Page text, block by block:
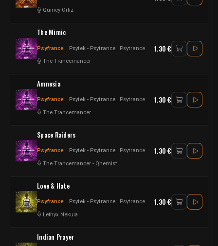
Quincy Ortiz
The Mimic
Psyfrance Psytek - Psytrance Psytrance
The Trancemancer
1.30 €
Amnesia
Psyfrance Psytek - Psytrance Psytrance
The Trancemancer
1.30 €
Space Raiders
Psyfrance Psytek - Psytrance Psytrance
The Trancemancer - Qhemist
1.30 €
Love & Hate
Psyfrance Psytek - Psytrance Psytrance
Lethyx Nekuia
1.30 €
Indian Prayer